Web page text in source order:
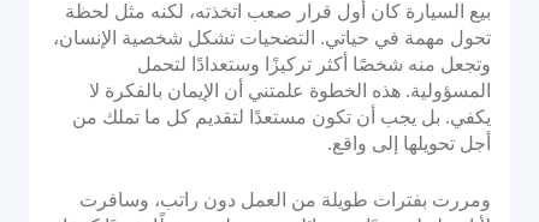
مدونة PayTabs
الوظائف
اتصل بنا
بيع السيارة كان أول قرار صعب اتخذته، لكنه مثل لحظة
تحول مهمة في حياتي. التضحيات تشكل شخصية الإنسان،
وتجعل منه شخصًا أكثر تركيزًا وستعدادًا لتحمل
المسؤولية. هذه الخطوة علمتني أن الإيمان بالفكرة لا
يكفي. بل يجب أن تكون مستعدًا لتقديم كل ما تملك من
أجل تحويلها إلى واقع.
ومررت بفترات طويلة من العمل دون راتب، وسافرت